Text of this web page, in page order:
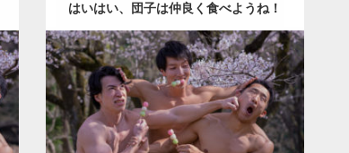
はいはい、団子は仲良く食べようね！
Update:2021.07.1
Category:桜とマッチョ kaichan
AKIHITO(細マッチョ) SOSUKE 外資系
筋肉 肩 殴られマッチョ